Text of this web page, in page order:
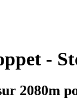
-
2080m